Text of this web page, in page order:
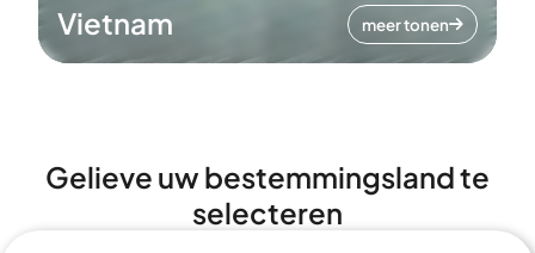
Vietnam meer tonen
Gelieve uw bestemmingsland te
selecteren